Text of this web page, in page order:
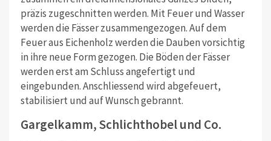
präzis zugeschnitten werden. Mit Feuer und Wasser
werden die Fässer zusammengezogen. Auf dem
Feuer aus Eichenholz werden die Dauben vorsichtig
in ihre neue Form gezogen. Die Böden der Fässer
werden erst am Schluss angefertigt und
eingebunden. Anschliessend wird abgefeuert,
stabilisiert und auf Wunsch gebrannt.
Gargelkamm, Schlichthobel und Co.